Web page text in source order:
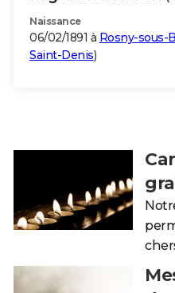
Naissance
06/02/1891 à Rosny-sous-
Saint-Denis)